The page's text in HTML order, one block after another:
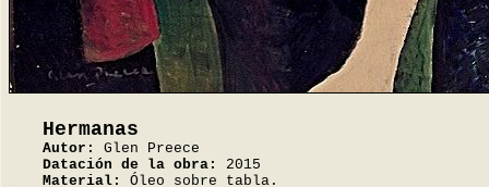
Hermanas
Autor:
Glen Preece
Datación de la obra:
2015
Material:
Óleo sobre tabla.